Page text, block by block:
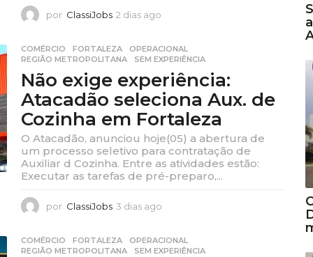
por ClassiJobs 2 dias ago
a
a
g
o
COMÉRCIO ,FORTALEZA ,OPERACIONAL
REGIÃO METROPOLITANA
,SEM EXPERIÊNCIA
Não exige experiência:
Atacadão seleciona Aux. de
Cozinha em Fortaleza
O Atacadão, anunciou hoje(05) a abertura de
um processo seletivo para contratação de
Auxiliar d Cozinha. Entre as atividades estão:
Executar as tarefas de pré-preparo,...
por ClassiJobs 3 dias ago
a
COMÉRCIO ,FORTALEZA ,OPERACIONAL
REGIÃO METROPOLITANA
,SEM EXPERIÊNCIA